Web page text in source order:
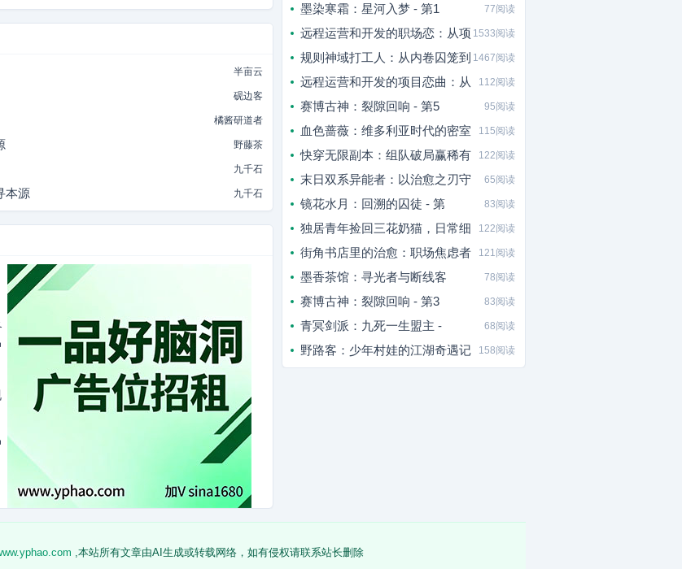
半亩云
砚边客
橘酱研道者
野藤茶
九千石
本源 九千石
墨染寒霜：星河入梦 - 第1 77阅读
远程运营和开发的职场恋：从项 1533阅读
规则神域打工人：从内卷囚笼到 1467阅读
远程运营和开发的项目恋曲：从 112阅读
赛博古神：裂隙回响 - 第5 95阅读
血色蔷薇：维多利亚时代的密室 115阅读
快穿无限副本：组队破局赢稀有 122阅读
末日双系异能者：以治愈之刃守 65阅读
镜花水月：回溯的囚徒 - 第 83阅读
独居青年捡回三花奶猫，日常细 122阅读
街角书店里的治愈：职场焦虑者 121阅读
墨香茶馆：寻光者与断线客 78阅读
赛博古神：裂隙回响 - 第3 83阅读
青冥剑派：九死一生盟主 - 68阅读
野路客：少年村娃的江湖奇遇记 158阅读
,本站所有文章由AI生成或转载网络，如有侵权请联系站长删除